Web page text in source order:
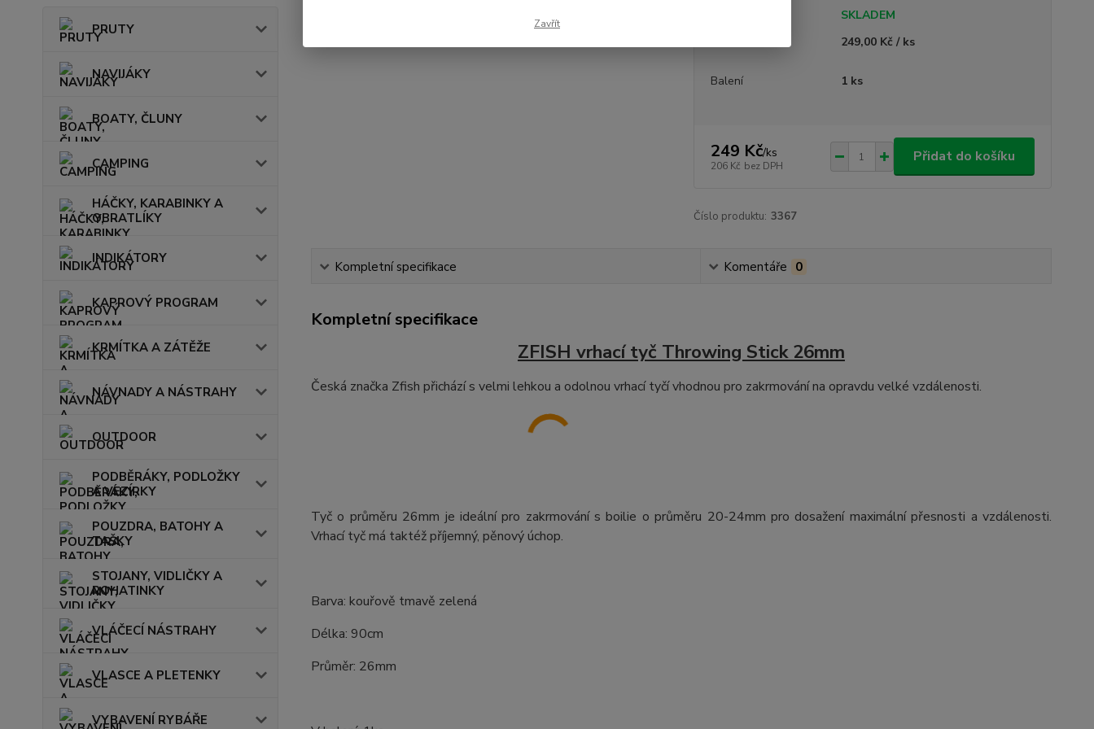
PRUTY
NAVIJÁKY
BOATY, ČLUNY
CAMPING
HÁČKY, KARABINKY A
OBRATLÍKY
INDIKÁTORY
KAPROVÝ PROGRAM
KRMÍTKA A ZÁTĚŽE
NÁVNADY A NÁSTRAHY
OUTDOOR
PODBĚRÁKY, PODLOŽKY
A VEZÍRKY
POUZDRA, BATOHY A
TAŠKY
STOJANY, VIDLIČKY A
ROHATINKY
VLÁČECÍ NÁSTRAHY
VLASCE A PLETENKY
VYBAVENÍ RYBÁŘE
SKLADEM
249,00 Kč / ks
Balení 1 ks
249 Kč/ks
206 Kč bez DPH
Přidat do košíku
Číslo produktu: 3367
Kompletní specifikace Komentáře 0
Kompletní specifikace
ZFISH vrhací tyč Throwing Stick 26mm
Česká značka Zfish přichází s velmi lehkou a odolnou vrhací tyčí vhodnou pro zakrmování na opravdu velké vzdálenosti.
Tyč o průměru 26mm je ideální pro zakrmování s boilie o průměru 20-24mm pro dosažení maximální přesnosti a vzdálenosti.
Vrhací tyč má taktéž příjemný, pěnový úchop.
Barva: kouřově tmavě zelená
Délka: 90cm
Průměr: 26mm
Zavřít